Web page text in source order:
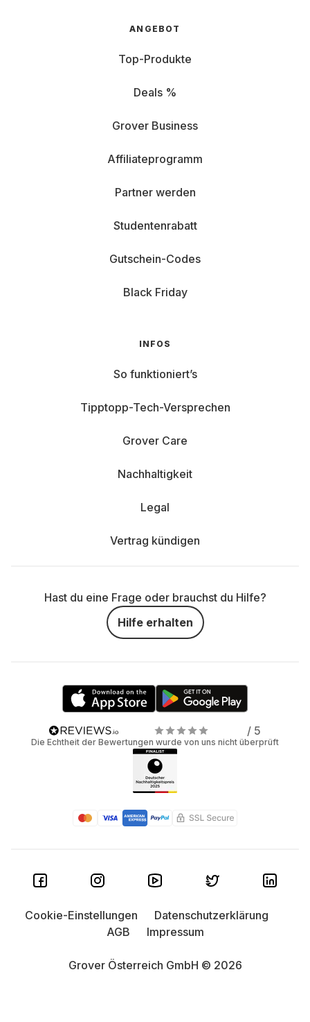
ANGEBOT
Top-Produkte
Deals %
Grover Business
Affiliateprogramm
Partner werden
Studentenrabatt
Gutschein-Codes
Black Friday
INFOS
So funktioniert’s
Tipptopp-Tech-Versprechen
Grover Care
Nachhaltigkeit
Legal
Vertrag kündigen
Hast du eine Frage oder brauchst du Hilfe?
Hilfe erhalten
/ 5
Die Echtheit der Bewertungen wurde von uns nicht überprüft
Grover Österreich GmbH © 2026
Cookie-Einstellungen
Datenschutzerklärung
AGB
Impressum